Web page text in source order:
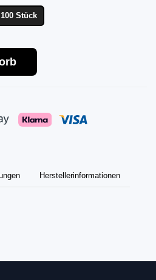
Herstellerinformationen
100 Stück